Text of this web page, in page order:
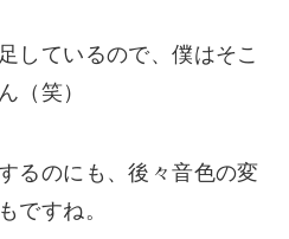
しているので、僕はそこ
（笑）
るのにも、後々音色の変
ですね。